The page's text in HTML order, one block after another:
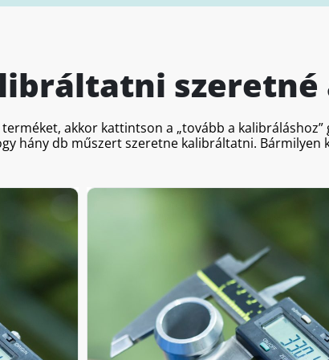
szeretné
akkor kattintson a „tovább a
hány db műszert szeretne kalibráltatni. Bármilyen